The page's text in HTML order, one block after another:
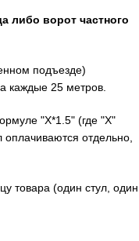
либо ворот частного
подъезде)
каждые 25 метров.
"X*1.5" (где "X"
отдельно,
товара (один стул, один